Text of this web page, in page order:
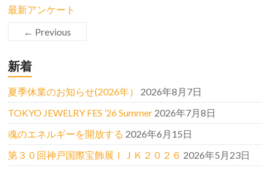
最新アンケート
← Previous
新着
夏季休業のお知らせ(2026年）
2026年8月7日
TOKYO JEWELRY FES ’26 Summer 2026年7月8日
魂のエネルギーを開放する 2026年6月15日
第３０回神戸国際宝飾展ＩＪＫ２０２６ 2026年5月23日